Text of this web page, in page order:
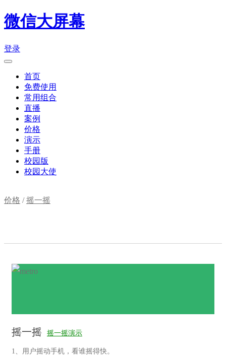
微信大屏幕
登录
首页
免费使用
常用组合
直播
案例
价格
演示
手册
校园版
校园大使
价格 /摇一摇
摇一摇 摇一摇演示
1、用户摇动手机，看谁摇得快。